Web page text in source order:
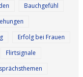
Bauchgefühl
Erfolg bei Frauen
Flirtsignale